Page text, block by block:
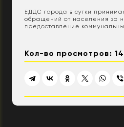
ЕДДС города в сутки
обращений от населения за
предоставление
Кол-во просмотров: